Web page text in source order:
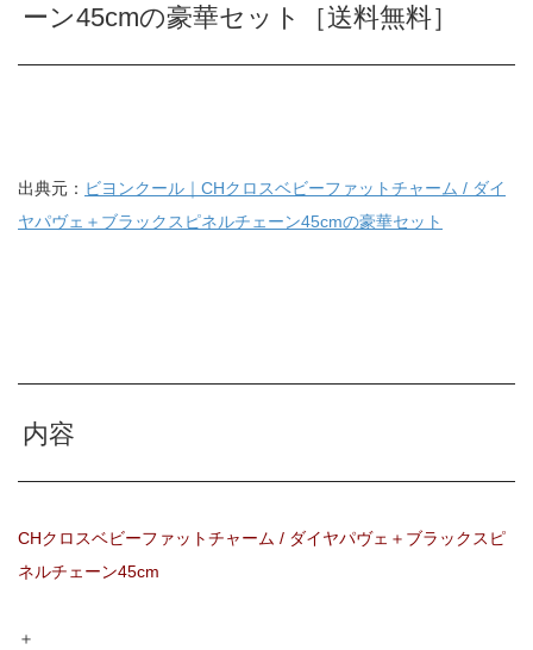
ーン45cmの豪華セット［送料無料］
出典元： ビヨンクール｜CHクロスベビーファットチャーム / ダイ
ヤパヴェ＋ブラックスピネルチェーン45cmの豪華セット
内容
CHクロスベビーファットチャーム / ダイヤパヴェ＋ブラックスピ
ネルチェーン45cm
＋